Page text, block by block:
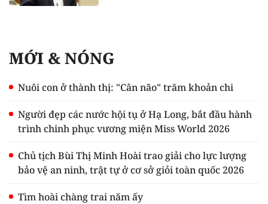
MỚI & NÓNG
Nuôi con ở thành thị: "Cân não" trăm khoản chi
Người đẹp các nước hội tụ ở Hạ Long, bắt đầu hành
trình chinh phục vương miện Miss World 2026
Chủ tịch Bùi Thị Minh Hoài trao giải cho lực lượng
bảo vệ an ninh, trật tự ở cơ sở giỏi toàn quốc 2026
Tìm hoài chàng trai năm ấy